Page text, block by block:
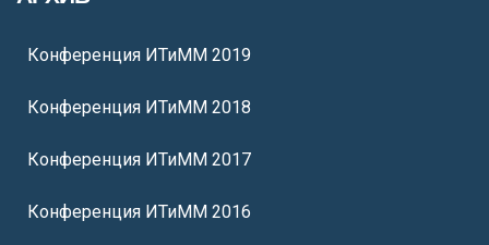
Конференция ИТиММ 2019
Конференция ИТиММ 2018
Конференция ИТиММ 2017
Конференция ИТиММ 2016